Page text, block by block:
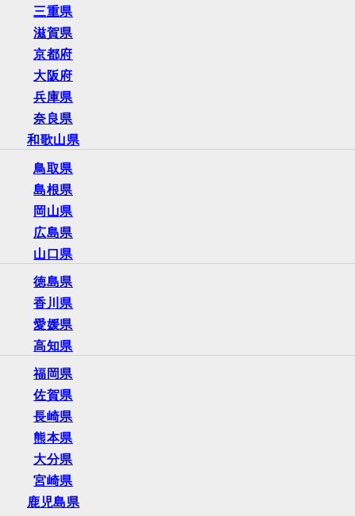
三重県
滋賀県
京都府
大阪府
兵庫県
奈良県
和歌山県
鳥取県
島根県
岡山県
広島県
山口県
徳島県
香川県
愛媛県
高知県
福岡県
佐賀県
長崎県
熊本県
大分県
宮崎県
鹿児島県